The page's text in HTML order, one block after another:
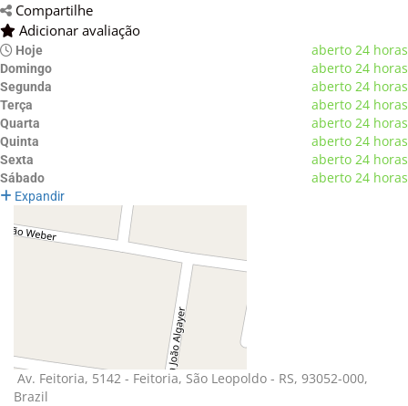
Compartilhe
Adicionar avaliação
Hoje aberto 24 horas
Domingo aberto 24 horas
Segunda aberto 24 horas
Terça aberto 24 horas
Quarta aberto 24 horas
Quinta aberto 24 horas
Sexta aberto 24 horas
Sábado aberto 24 horas
Expandir
Av. Feitoria, 5142 - Feitoria, São Leopoldo - RS, 93052-000,
Brazil